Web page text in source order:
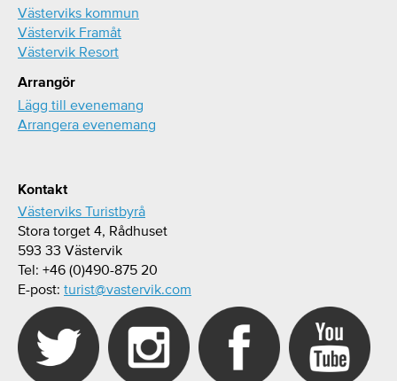
Västerviks kommun
Västervik Framåt
Västervik Resort
Arrangör
Lägg till evenemang
Arrangera evenemang
Kontakt
Västerviks Turistbyrå
Stora torget 4, Rådhuset
593 33 Västervik
Tel: +46 (0)490-875 20
E-post: turist@vastervik.com